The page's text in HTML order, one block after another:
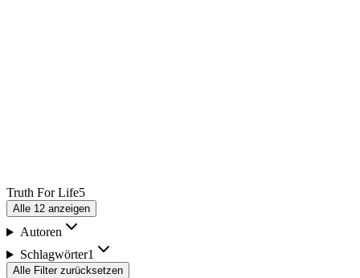
Truth For Life5
Alle 12 anzeigen
Autoren
Schlagwörter1
Alle Filter zurücksetzen